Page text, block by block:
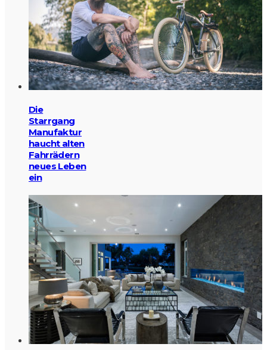
Die
Starrgang
Manufaktur
haucht alten
Fahrrädern
neues Leben
ein